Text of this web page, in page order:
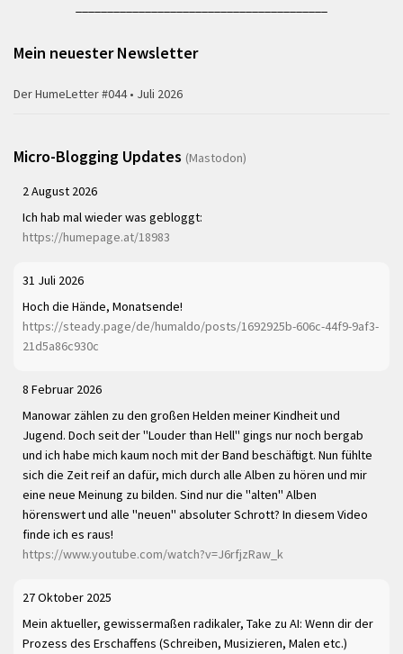
Mein neuester Newsletter
Der HumeLetter #044 • Juli 2026
Micro-Blogging Updates (Mastodon)
2 August 2026
Ich hab mal wieder was gebloggt:
https://humepage.at/18983
31 Juli 2026
Hoch die Hände, Monatsende!
https://steady.page/de/humaldo/posts/1692925b-606c-44f9-9af3-
21d5a86c930c
8 Februar 2026
Manowar zählen zu den großen Helden meiner Kindheit und
Jugend. Doch seit der "Louder than Hell" gings nur noch bergab
und ich habe mich kaum noch mit der Band beschäftigt. Nun fühlte
sich die Zeit reif an dafür, mich durch alle Alben zu hören und mir
eine neue Meinung zu bilden. Sind nur die "alten" Alben
hörenswert und alle "neuen" absoluter Schrott? In diesem Video
finde ich es raus!
https://www.youtube.com/watch?v=J6rfjzRaw_k
27 Oktober 2025
Mein aktueller, gewissermaßen radikaler, Take zu AI: Wenn dir der
Prozess des Erschaffens (Schreiben, Musizieren, Malen etc.)